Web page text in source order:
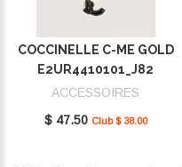
COCCINELLE C-ME GOLD
E2UR4410101_J82
ACCESSOIRES
$ 47.50 Club $ 38.00